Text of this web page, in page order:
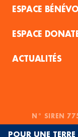
ESPACE
ESPACE
ACTUALITÉS
N° SIREN
POUR UNE